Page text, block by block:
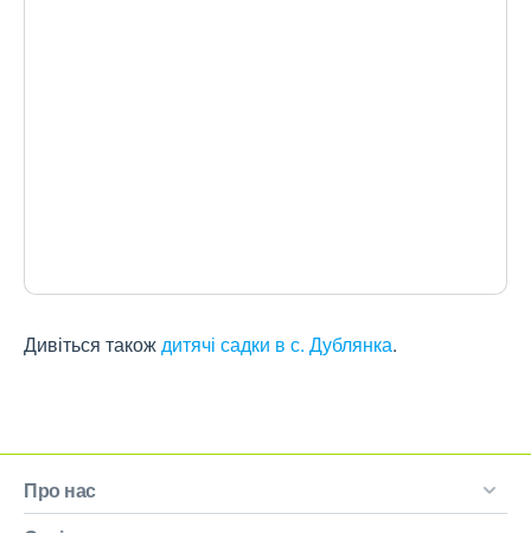
Дивіться такождитячі садки в с. Дублянка.
Про нас